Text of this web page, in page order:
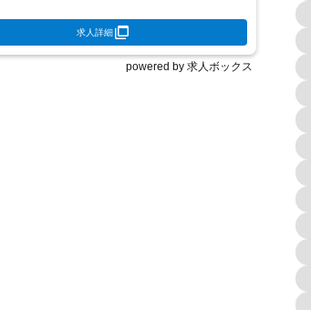
求人詳細
powered by 求人ボックス